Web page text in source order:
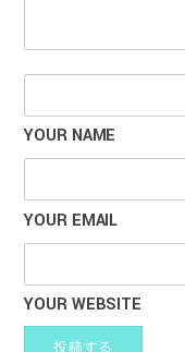
YOUR NAME
YOUR EMAIL
YOUR WEBSITE